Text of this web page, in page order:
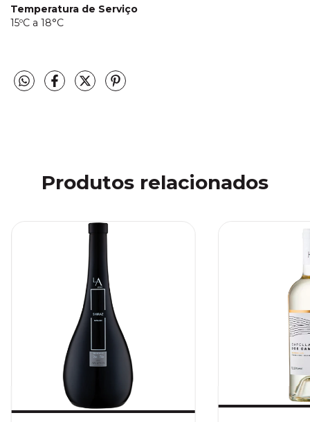
Temperatura de Serviço
15ºC a 18°C
Produtos relacionados